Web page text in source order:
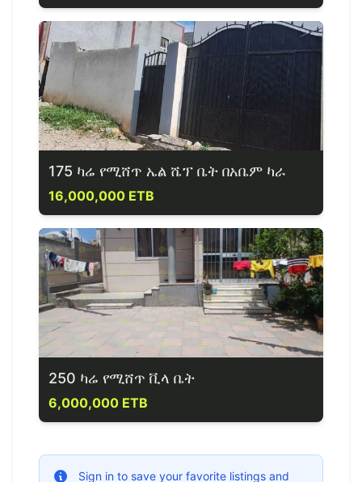
175 ካሬ የሚሸጥ ኤል ሼፕ ቤት በአቤም ካራ
16,000,000 ETB
250 ካሬ የሚሸጥ ቪላ ቤት
6,000,000 ETB
Sign in to save your favorite listings and